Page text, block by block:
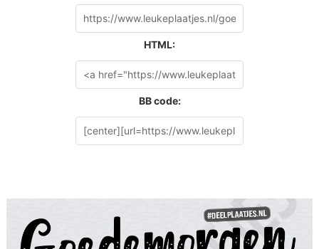
HTML:
BB code: